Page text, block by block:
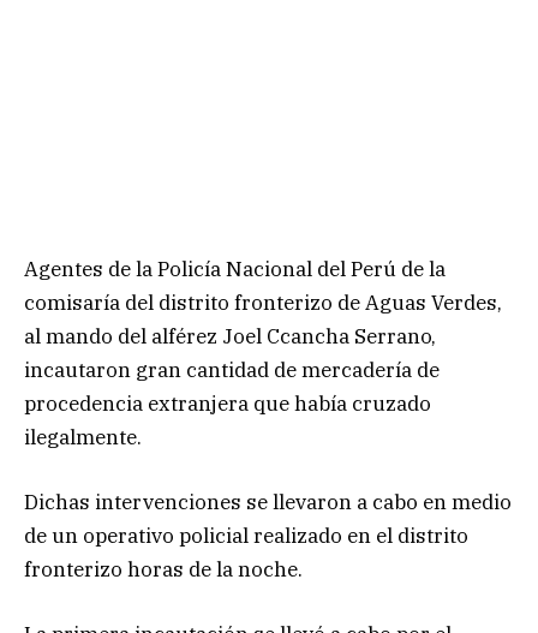
Agentes de la Policía Nacional del Perú de la
comisaría del distrito fronterizo de Aguas Verdes,
al mando del alférez Joel Ccancha Serrano,
incautaron gran cantidad de mercadería de
procedencia extranjera que había cruzado
ilegalmente.
Dichas intervenciones se llevaron a cabo en medio
de un operativo policial realizado en el distrito
fronterizo horas de la noche.